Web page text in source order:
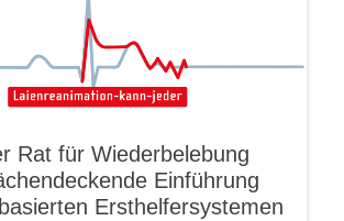
Rat für Wiederbelebung
Einführung
Ersthelfersystemen